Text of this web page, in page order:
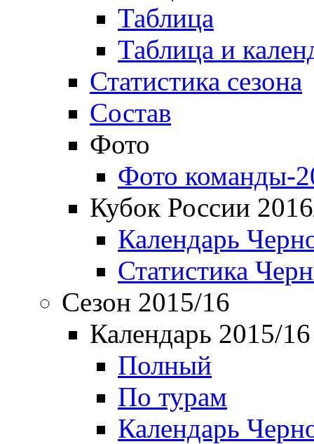
Таблица
Таблица и
Статистика сезона
Состав
Фото
Фото команды-
Кубок России
Календарь
Статистика
Сезон 2015/16
Календарь 2015/16
Полный
По турам
Календарь